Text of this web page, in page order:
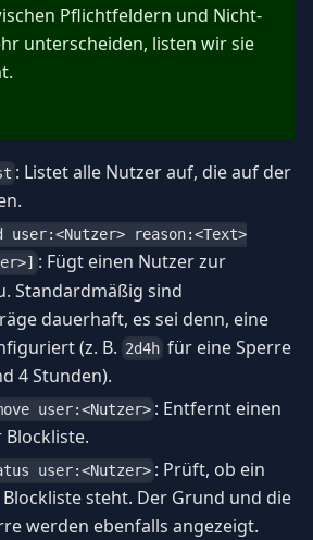
Pflichtfeldern und Nicht-
unterscheiden, listen wir sie
: Listet alle Nutzer auf, die auf der
reason:<Text>
: Fügt einen Nutzer zur
Standardmäßig sind
dauerhaft, es sei denn, eine
(z. B. 2d4h für eine Sperre
4 Stunden).
user:<Nutzer> : Entfernt einen
user:<Nutzer> : Prüft, ob ein
steht. Der Grund und die
werden ebenfalls angezeigt.